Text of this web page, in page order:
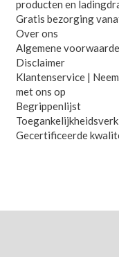
producten en
Gratis bezorging
Over ons
Algemene
Disclaimer
Klantenservice |
met ons op
Begrippenlijst
Gecertificeerde